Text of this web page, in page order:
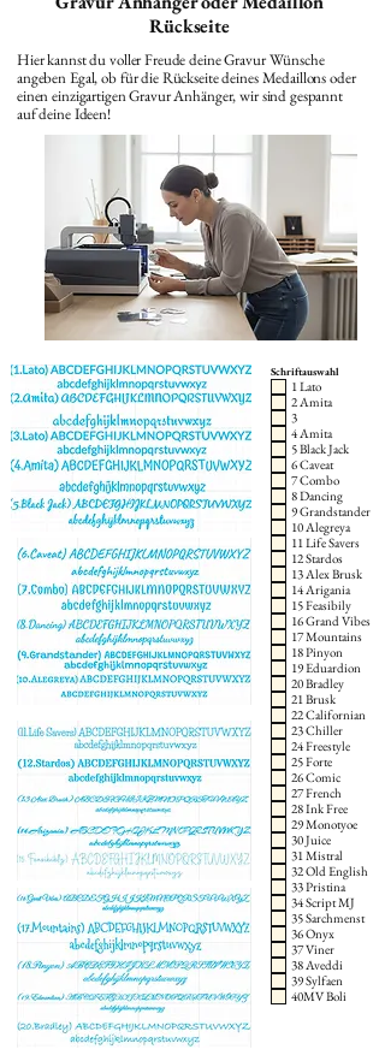
Rückseite
Hier kannst du voller Freude deine Gravur Wünsche
angeben Egal, ob für die Rückseite deines Medaillons oder
einen einzigartigen Gravur Anhänger, wir sind gespannt
auf deine Ideen!
Schriftauswahl
1 Lato
2 Amita
3
4 Amita
5 Black Jack
6 Caveat
7 Combo
8 Dancing
9 Grandstander
10 Alegreya
11 Life Savers
12 Stardos
13 Alex Brusk
14 Arigania
15 Feasibily
16 Grand Vibes
17 Mountains
18 Pinyon
19 Eduardion
20 Bradley
21 Brusk
22 Californian
23 Chiller
24 Freestyle
25 Forte
26 Comic
27 French
28 Ink Free
29 Monotyoe
30 Juice
31 Mistral
32 Old English
33 Pristina
34 Script MJ
35 Sarchmenst
36 Onyx
37 Viner
38 Aveddi
39 Sylfaen
40MV Boli